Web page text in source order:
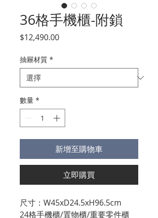
36格手機櫃-附鎖
$12,490.00價
抽屜材質 *
數量 *
新增至購物車
立即購買
尺寸：W45xD24.5xH96.5cm
24格手機櫃/置物櫃/重要零件櫃